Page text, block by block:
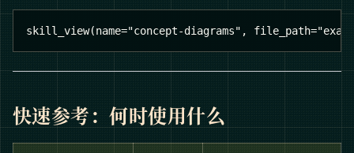
skill_view(name="concept-diagrams",
快速参考：何时使用什么